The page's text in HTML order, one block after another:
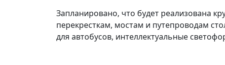
Запланировано, что будет реализована
перекресткам, мостам и путепроводам
для автобусов, интеллектуальные